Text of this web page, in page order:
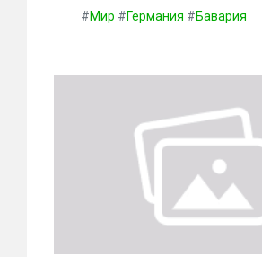
#Мир #Германия #Бавария